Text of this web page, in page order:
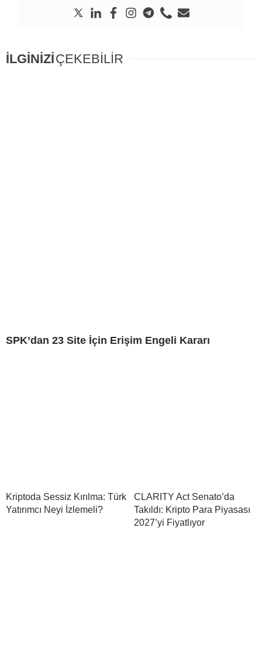
İLGİNİZİÇEKEBİLİR
SPK’dan 23 Site İçin Erişim Engeli Kararı
Kriptoda Sessiz Kırılma: Türk
Yatırımcı Neyi İzlemeli?
CLARITY Act Senato’da
Takıldı: Kripto Para Piyasası
2027’yi Fiyatlıyor